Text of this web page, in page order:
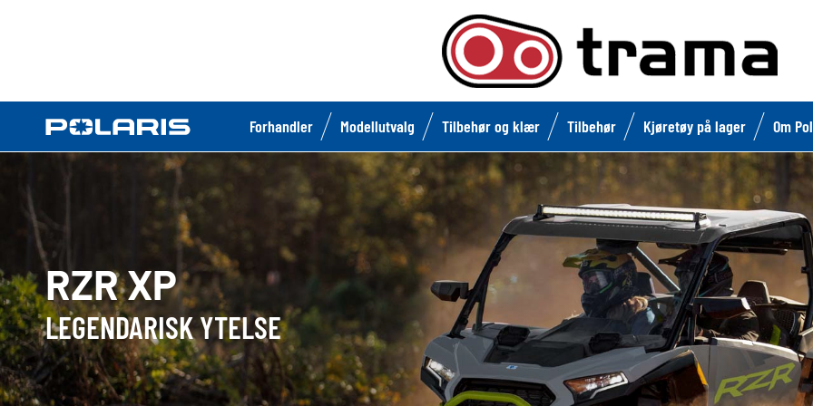
Forhandler Modellutvalg Tilbehør og klær Tilbehør Kjøretøy på lager Om
RZR XP
LEGENDARISK YTELSE